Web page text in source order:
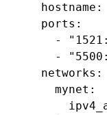
hostname:
    ports:
-
-
    networks:
      mynet: